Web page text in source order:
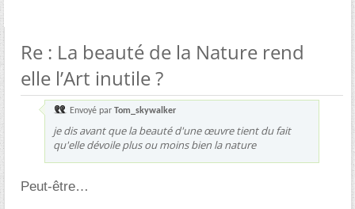
Re : La beauté de la Nature rend
elle l’Art inutile ?
Envoyé par Tom_skywalker
je dis avant que la beauté d'une œuvre tient du fait
qu'elle dévoile plus ou moins bien la nature
Peut-être